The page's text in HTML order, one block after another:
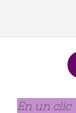
En un clic